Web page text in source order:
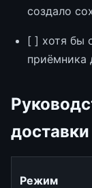
создало
[ ] хотя бы
приёмника
доставки
Режим